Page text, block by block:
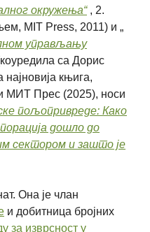
окружења“, 2.
MIT Press, 2011) и „
управљању
са Дорис
књига,
МИТ Прес (2025), носи
пољопривреде: Како
дошло до
сектором и зашто је
Она је члан
и добитница бројних
за изврсност у